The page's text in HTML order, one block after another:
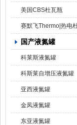
美国CBS杜瓦瓶
赛默飞Thermo|热电
国产液氮罐
科莱斯液氮罐
科斯莱自增压液氮罐
亚西液氮罐
金凤液氮罐
东亚液氮罐